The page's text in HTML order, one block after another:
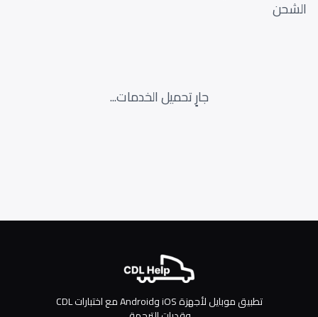
الشحن
جارٍ تحميل الخدمات...
تطبيق موبايل لأجهزة iOS وAndroid مع اختبارات CDL